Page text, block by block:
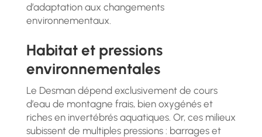
d’adaptation aux changements
environnementaux.
Habitat et pressions
environnementales
Le Desman dépend exclusivement de cours
d’eau de montagne frais, bien oxygénés et
riches en invertébrés aquatiques. Or, ces milieux
subissent de multiples pressions : barrages et